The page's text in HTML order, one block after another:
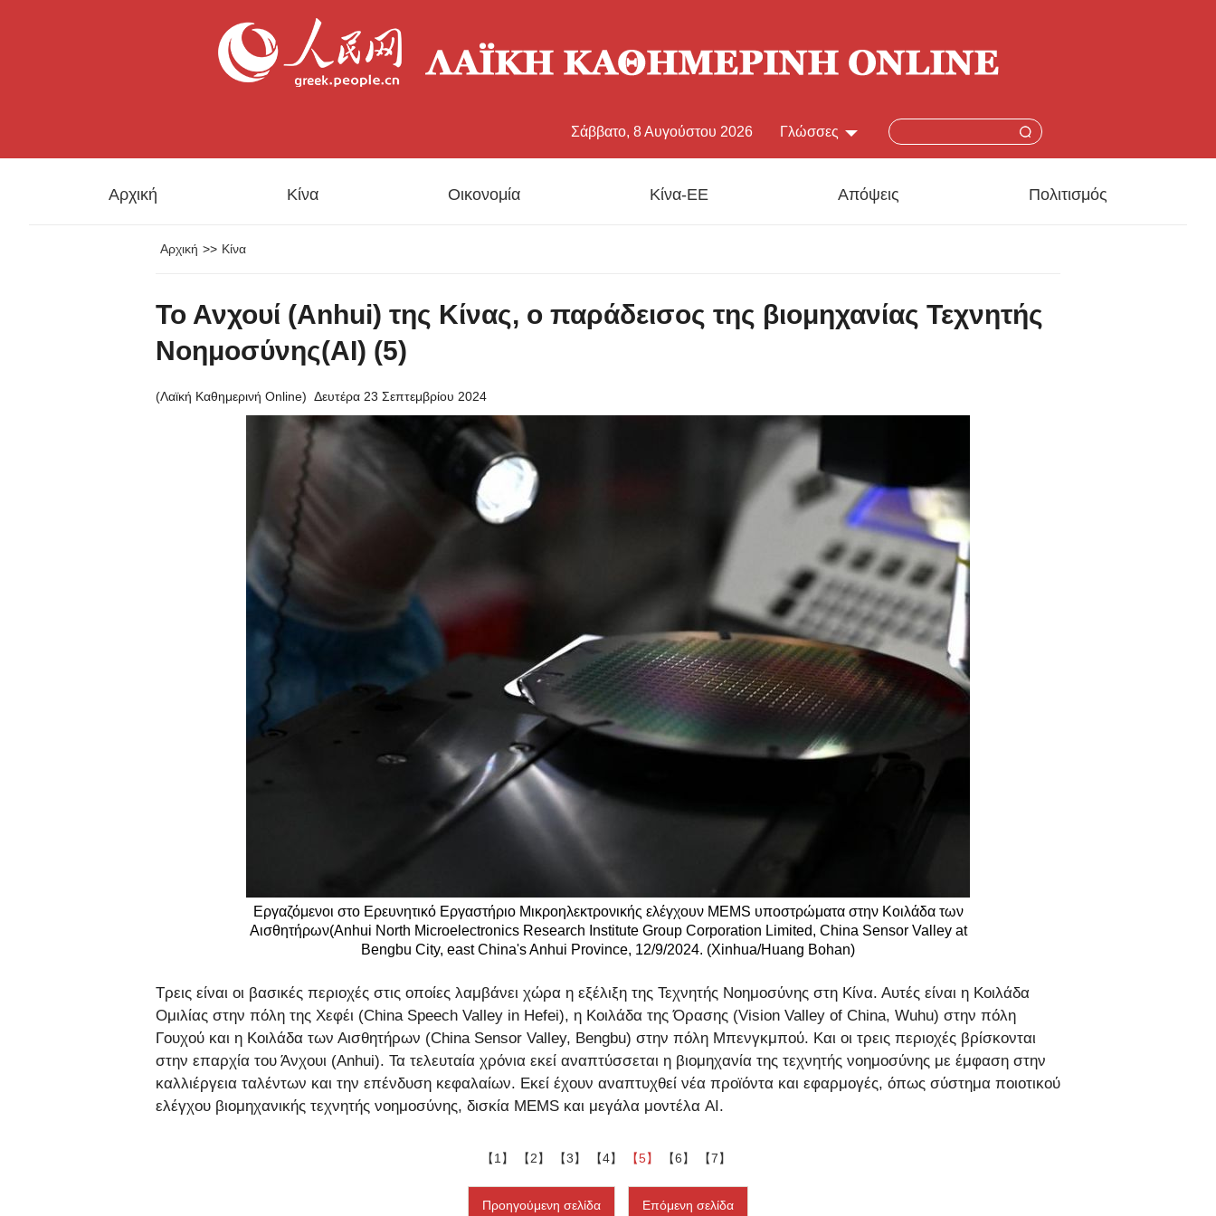
Γλώσσες
Français
عربي
한국어
Deutsch
Português
Kiswahili
Italiano
Қазақ тілі
ภาษาไทย
Σάββατο, 8 Αυγούστου 2026
Αρχική Κίνα Οικονομία Κίνα-ΕΕ Απόψεις Πολιτισμός
Αρχική >> Κίνα
Το Ανχουί (Anhui) της Κίνας, ο παράδεισος της βιομηχανίας Τεχνητής
Νοημοσύνης(AI) (5)
(Λαϊκή Καθημερινή Online) Δευτέρα 23 Σεπτεμβρίου 2024
Εργαζόμενοι στο Ερευνητικό Εργαστήριο Μικροηλεκτρονικής ελέγχουν MEMS υποστρώματα στην Κοιλάδα των
Αισθητήρων(Anhui North Microelectronics Research Institute Group Corporation Limited, China Sensor Valley at
Bengbu City, east China's Anhui Province, 12/9/2024. (Xinhua/Huang Bohan)
Τρεις είναι οι βασικές περιοχές στις οποίες λαμβάνει χώρα η εξέλιξη της Τεχνητής Νοημοσύνης στη Κίνα. Αυτές είναι η Κοιλάδα
Ομιλίας στην πόλη της Χεφέι (China Speech Valley in Hefei), η Κοιλάδα της Όρασης (Vision Valley of China, Wuhu) στην πόλη
Γουχού και η Κοιλάδα των Αισθητήρων (China Sensor Valley, Bengbu) στην πόλη Μπενγκμπού. Και οι τρεις περιοχές βρίσκονται
στην επαρχία του Άνχουι (Anhui). Τα τελευταία χρόνια εκεί αναπτύσσεται η βιομηχανία της τεχνητής νοημοσύνης με έμφαση στην
καλλιέργεια ταλέντων και την επένδυση κεφαλαίων. Εκεί έχουν αναπτυχθεί νέα προϊόντα και εφαρμογές, όπως σύστημα ποιοτικού
ελέγχου βιομηχανικής τεχνητής νοημοσύνης, δισκία MEMS και μεγάλα μοντέλα AI.
【1】 【2】 【3】 【4】 【5】 【6】 【7】
Προηγούμενη σελίδα Επόμενη σελίδα